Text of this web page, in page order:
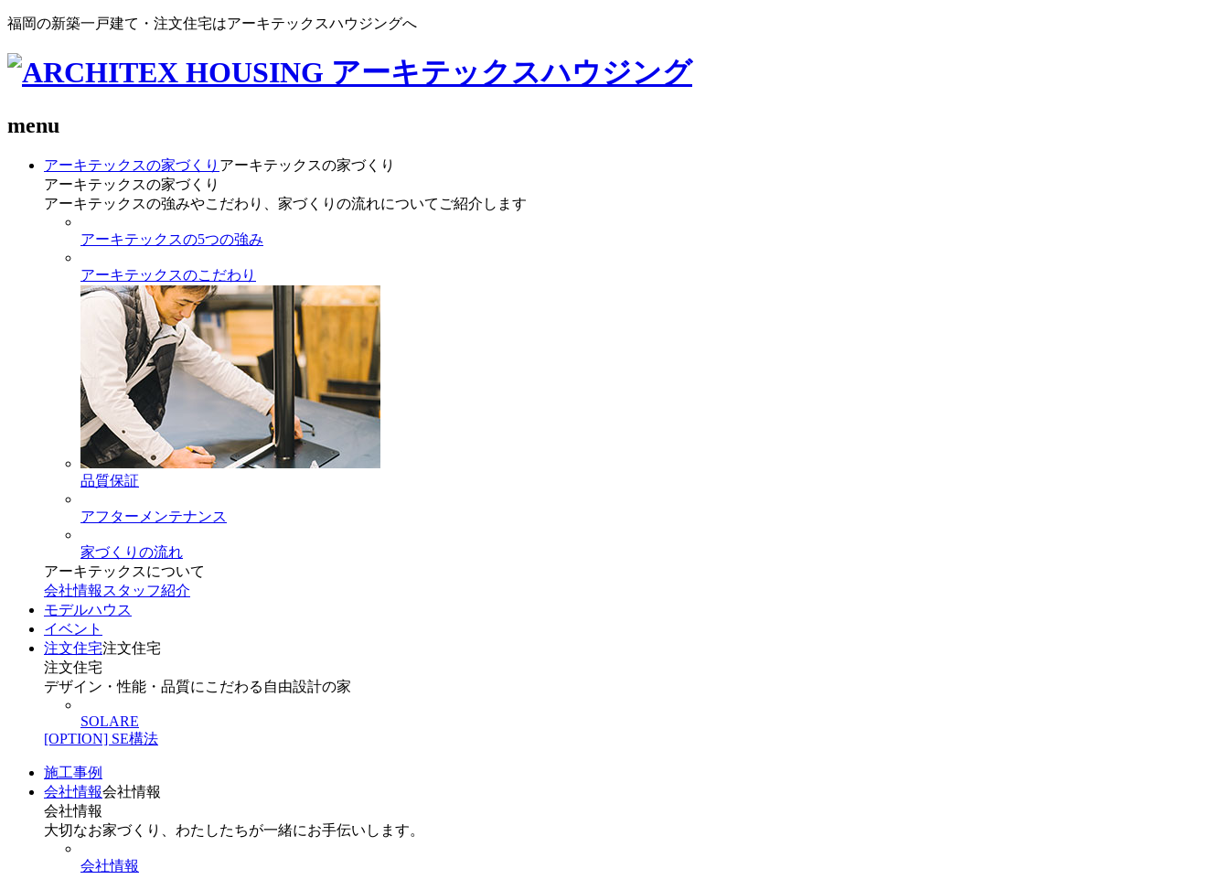
福岡の新築一戸建て・注文住宅はアーキテックスハウジングへ
menu
アーキテックスの家づくり アーキテックスの家づくり
アーキテックスの家づくり
アーキテックスの強みやこだわり、家づくりの流れについてご紹介します
アーキテックスの5つの強み
アーキテックスのこだわり
品質保証
アフターメンテナンス
家づくりの流れ
アーキテックスについて
会社情報 スタッフ紹介
モデルハウス
イベント
注文住宅注文住宅
注文住宅
デザイン・性能・品質にこだわる自由設計の家
SOLARE
[OPTION] SE構法
施工事例
会社情報会社情報
会社情報
大切なお家づくり、わたしたちが一緒にお手伝いします。
会社情報